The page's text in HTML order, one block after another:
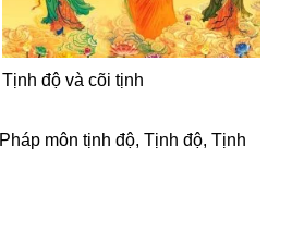
Tịnh độ và cõi tịnh
Pháp môn tịnh độ, Tịnh độ, Tịnh